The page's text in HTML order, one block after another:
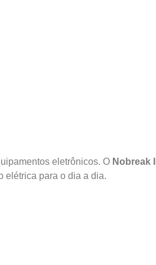
eletrônicos. O Nobreak
elétrica para o dia a dia.